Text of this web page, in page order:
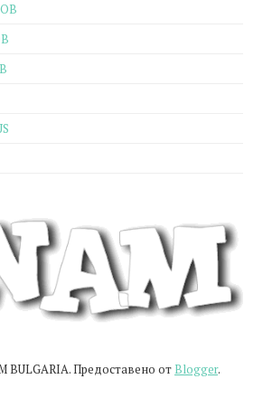
BULGARIA. Предоставено от Blogger.